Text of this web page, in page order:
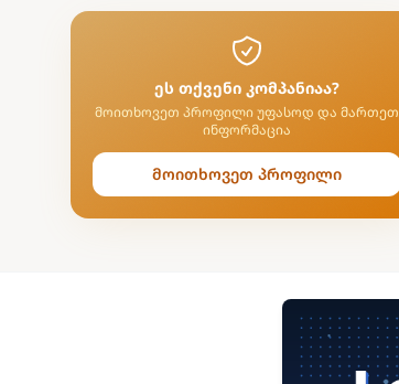
ეს თქვენი კომპანიაა?
მოითხოვეთ პროფილი უფასოდ და მართეთ
ინფორმაცია
მოითხოვეთ პროფილი